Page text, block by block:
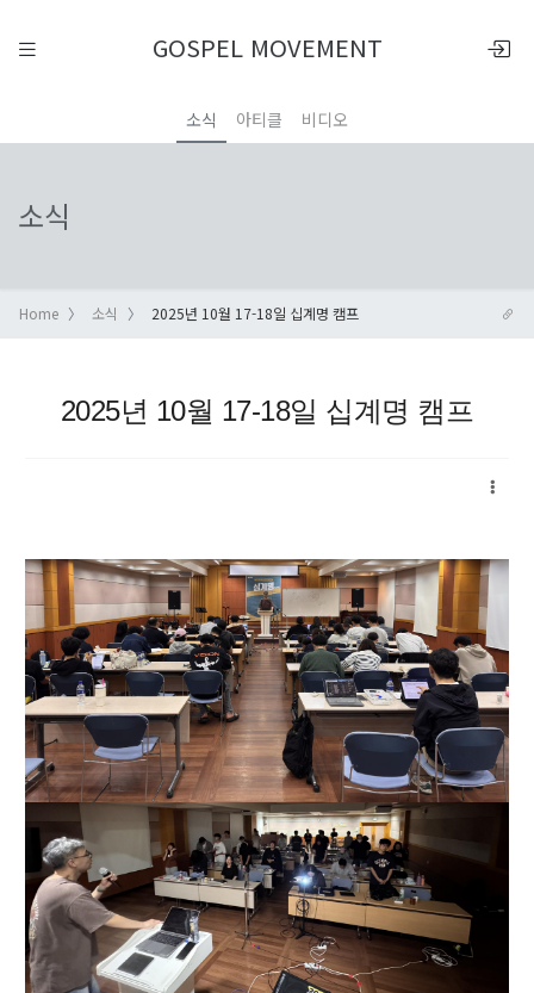
GOSPEL MOVEMENT
소식 아티클 비디오
소식
Home 소식 2025년 10월 17-18일 십계명 캠프
2025년 10월 17-18일 십계명 캠프